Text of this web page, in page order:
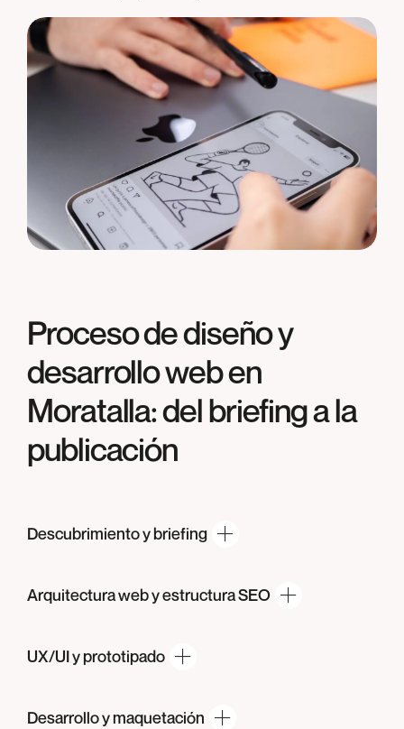
Proceso de diseño y
desarrollo web en
Moratalla: del briefing a la
publicación
Descubrimientoy briefing
Arquitectura web yestructura SEO
UX/UIy prototipado
Desarrolloy maquetación